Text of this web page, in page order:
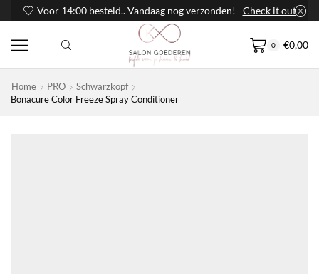
Voor 14:00 besteld.. Vandaag nog verzonden! Check it out
0 €0,00
Home PRO
Schwarzkopf
Bonacure Color Freeze Spray Conditioner